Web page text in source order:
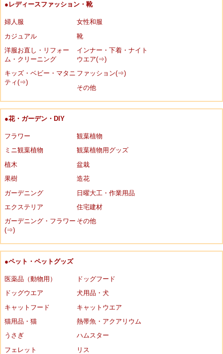
●レディースファッション・靴
婦人服
女性和服
カジュアル
靴
洋服お直し・リフォー
ム・クリーニング
インナー・下着・ナイト
ウエア(⇒)
キッズ・ベビー・マタニ
ティ(⇒)
ファッション(⇒)
その他
●花・ガーデン・DIY
フラワー
観葉植物
ミニ観葉植物
観葉植物用グッズ
植木
盆栽
果樹
造花
ガーデニング
日曜大工・作業用品
エクステリア
住宅建材
ガーデニング・フラワー
(⇒)
その他
●ペット・ペットグッズ
医薬品（動物用）
ドッグフード
ドッグウエア
犬用品・犬
キャットフード
キャットウエア
猫用品・猫
熱帯魚・アクアリウム
うさぎ
ハムスター
フェレット
リス